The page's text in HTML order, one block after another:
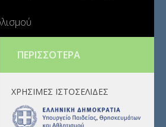
ΠΕΡΙΣΣΌΤΕΡΑ
ΧΡΉΣΙΜΕΣ ΙΣΤΟΣΕΛΊΔΕΣ